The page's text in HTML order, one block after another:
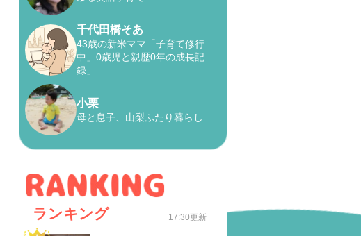
千代田橋そあ
43歳の新米ママ「子育て修行
中」0歳児と親歴0年の成長記
録」
小栗
母と息子、山梨ふたり暮らし
ランキング 17:30更新